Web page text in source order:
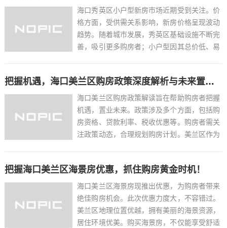
富，为居民提供全方位的...
海口秀英区小户型新房市场近期受到关注。价
格方面，受供需关系影响，新房价格呈现波动
趋势。随着城市发展，秀英区基础设施不断完
善，吸引更多购房者；小户型因其总价低、易
户，推出优惠政策，导致价格有所下降。总体
来看，秀英区小户型新...
把握机遇，海口美兰区购房政策深度解析与未来置业指南
海口美兰区购房政策解读旨在帮助购房者把握
机遇，置业未来。政策涉及多个方面，包括购
房资格、贷款利率、税收优惠等。购房者需关
注政策动态，合理规划购房计划。美兰区作为
解美兰区购房政策，把握市场机遇，是实现置
业梦想的关键。...
把握海口美兰区海景房优惠，抓住购房黄金时机！
海口美兰区海景房现推出优惠，为购房者带来
绝佳购房机会。此次优惠力度大，不容错过。
美兰区地理位置优越，拥有美丽的海景资源，
居住环境优美。购买海景房，不仅能享受舒适